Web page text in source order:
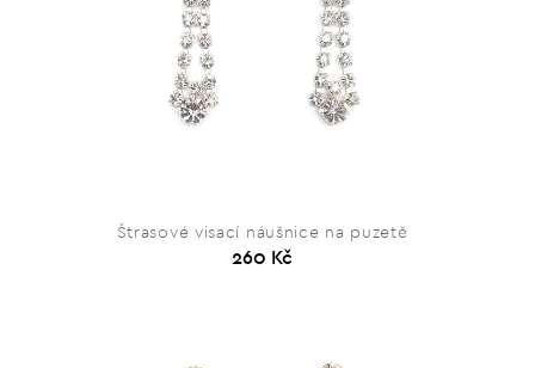
Štrasové visací náušnice na puzetě
260 Kč